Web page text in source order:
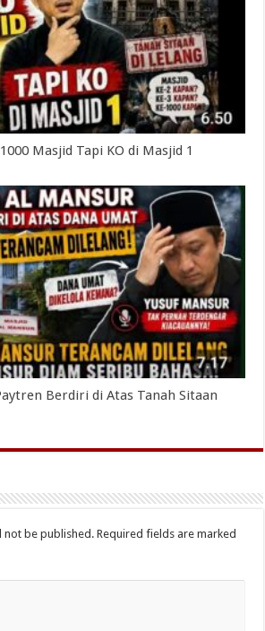
Masjid Tapi KO di Masjid 1
Berdiri di Atas Tanah Sitaan
not be published. Required fields are marked